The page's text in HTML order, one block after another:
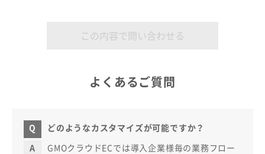
よくあるご質問
どのようなカスタマイズが可能ですか？
GMOクラウドECでは導入企業様毎の業務フロー